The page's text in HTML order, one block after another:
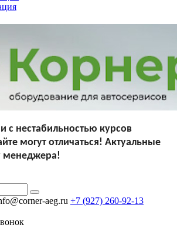
с нестабильностью курсов
могут отличаться! Актуальные
менеджера!
aeg.ru +7 (927) 260-92-13